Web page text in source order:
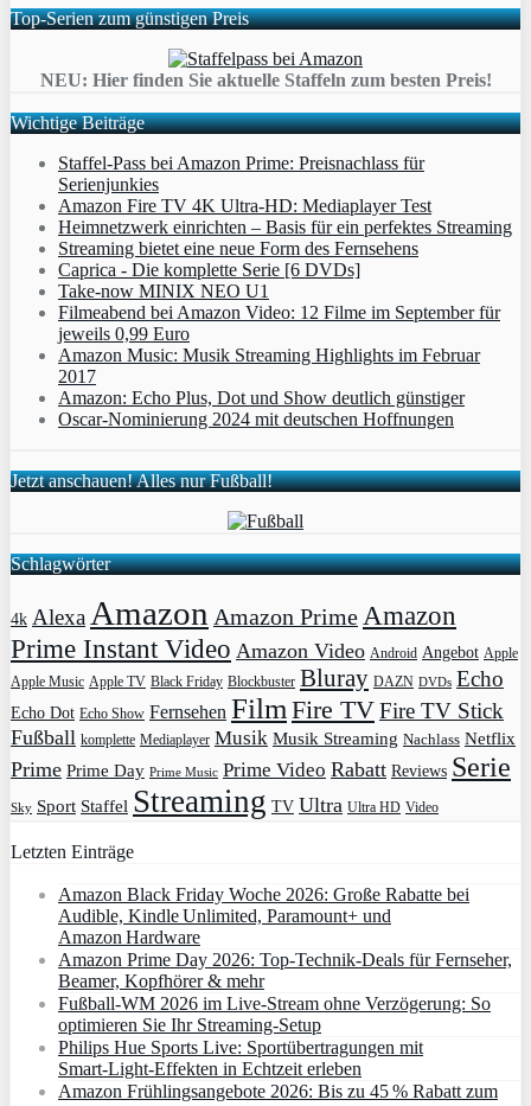
Top-Serien zum günstigen Preis
NEU: Hier finden Sie aktuelle Staffeln zum besten Preis!
Wichtige Beiträge
Staffel-Pass bei Amazon Prime: Preisnachlass für
Serienjunkies
Amazon Fire TV 4K Ultra-HD: Mediaplayer Test
Heimnetzwerk einrichten – Basis für ein perfektes Streaming
Streaming bietet eine neue Form des Fernsehens
Caprica - Die komplette Serie [6 DVDs]
Take-now MINIX NEO U1
Filmeabend bei Amazon Video: 12 Filme im September für
jeweils 0,99 Euro
Amazon Music: Musik Streaming Highlights im Februar
2017
Amazon: Echo Plus, Dot und Show deutlich günstiger
Oscar-Nominierung 2024 mit deutschen Hoffnungen
Jetzt anschauen! Alles nur Fußball!
Schlagwörter
4k Alexa Amazon Amazon PrimeAmazon
Prime Instant Video Amazon Video Android Angebot Apple
Apple Music Apple TV Black Friday Blockbuster Bluray DAZN DVDs Echo
Echo Dot Echo Show Fernsehen Film Fire TVFire TV Stick
Fußball komplette Mediaplayer Musik Musik Streaming Nachlass Netflix
Prime Prime Day Prime Music Prime Video Rabatt Reviews Serie
Sky Sport Staffel Streaming TV Ultra Ultra HD Video
Letzten Einträge
Amazon Black Friday Woche 2026: Große Rabatte bei
Audible, Kindle Unlimited, Paramount+ und
Amazon Hardware
Amazon Prime Day 2026: Top-Technik-Deals für Fernseher,
Beamer, Kopfhörer & mehr
Fußball-WM 2026 im Live-Stream ohne Verzögerung: So
optimieren Sie Ihr Streaming-Setup
Philips Hue Sports Live: Sportübertragungen mit
Smart‑Light‑Effekten in Echtzeit erleben
Amazon Frühlingsangebote 2026: Bis zu 45 % Rabatt zum